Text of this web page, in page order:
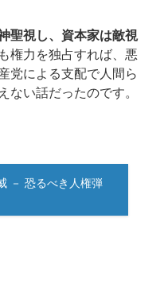
聖視し、資本家は敵視
権力を独占すれば、悪
党による支配で人間ら
ない話だったのです。
－ 恐るべき人権弾